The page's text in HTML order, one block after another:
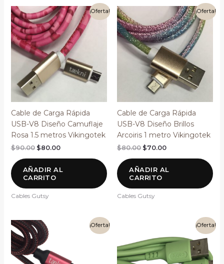
¡Oferta!
Cable de Carga Rápida
USB-V8 Diseño Camuflaje
Rosa 1.5 metros Vikingotek
$90.00
El
precio
original
era:
$90.00.
$80.00
El
precio
actual
es:
$80.00.
AÑADIR AL
CARRITO
Cables Gutsy
¡Oferta!
Cable de Carga Rápida
USB-V8 Diseño Brillos
Arcoiris 1 metro Vikingotek
$80.00
original
era:
$80.00.
$70.00
precio
actual
es:
$70.00.
AÑADIR AL
CARRITO
Cables Gutsy
¡Oferta!
El
precio
original
era:
$80.00.$70.00.
¡Oferta!
original
era:
$80.00.
actual
$70.00.